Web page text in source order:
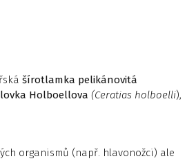
šírotlamka pelikánovitá
Holboellova (Ceratias holboelli),
organismů (např. hlavonožci) ale